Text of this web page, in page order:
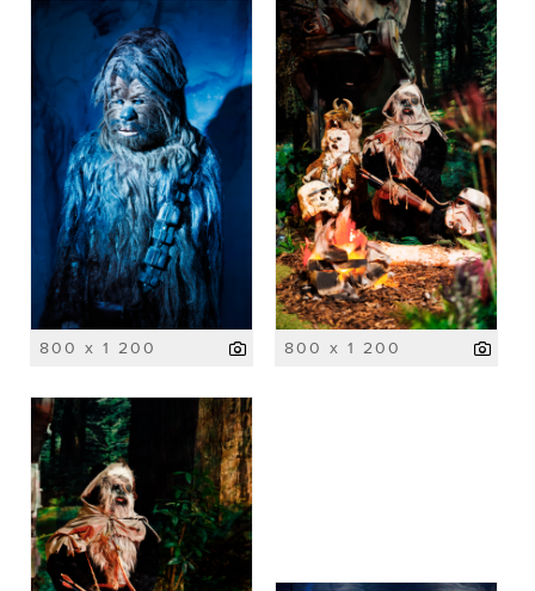
800 x 1 200 800 x 1 200